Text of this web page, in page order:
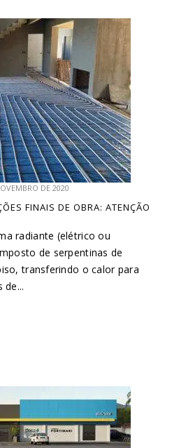
DE 2020
FINAIS DE OBRA: ATENÇÃO
radiante (elétrico ou
de serpentinas de
transferindo o calor para
de...